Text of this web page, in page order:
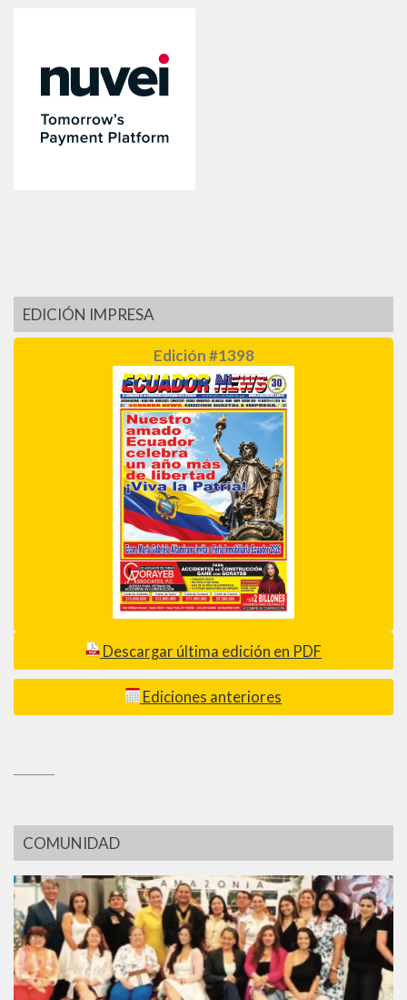
EDICIÓN IMPRESA
Edición #1398
Descargar última edición en PDF
Ediciones anteriores
COMUNIDAD